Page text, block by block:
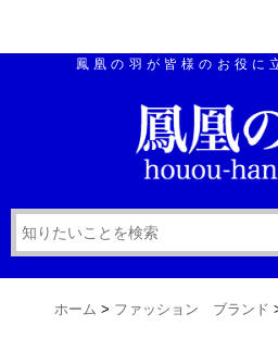
鳳凰の羽が皆様のお役に
ホーム > ファッション ブランド